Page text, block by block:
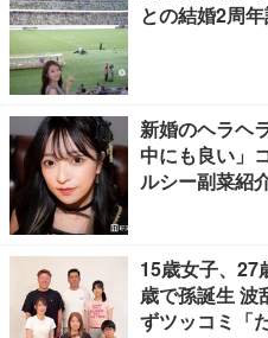
との結婚2周
新婚のヘラヘ
中にも良い」
ルシー副菜紹
15歳女子、
歳で孫誕生 波
ずツッコミ「